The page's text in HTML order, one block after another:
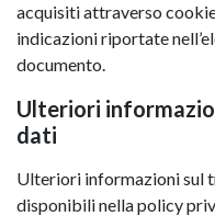
acquisiti attraverso
indicazioni riportate
documento.
Ulteriori
dati
Ulteriori informazioni sul
disponibili nella policy